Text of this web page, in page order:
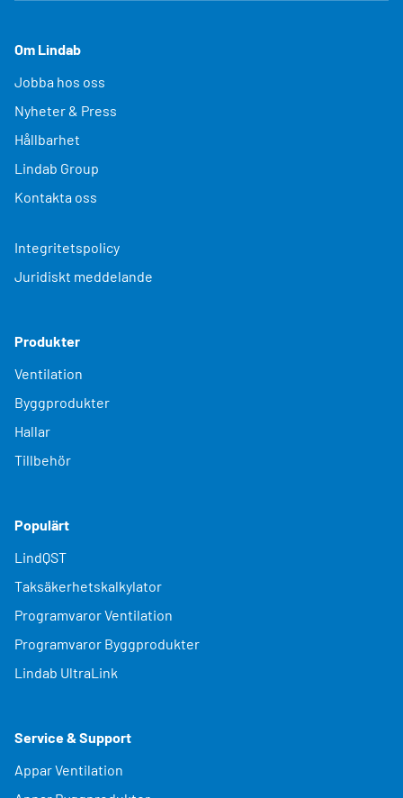
Om Lindab
Jobba hos oss
Nyheter & Press
Hållbarhet
Lindab Group
Kontakta oss
Integritetspolicy
Juridiskt meddelande
Produkter
Ventilation
Byggprodukter
Hallar
Tillbehör
Populärt
LindQST
Taksäkerhetskalkylator
Programvaror Ventilation
Programvaror Byggprodukter
Lindab UltraLink
Service & Support
Appar Ventilation